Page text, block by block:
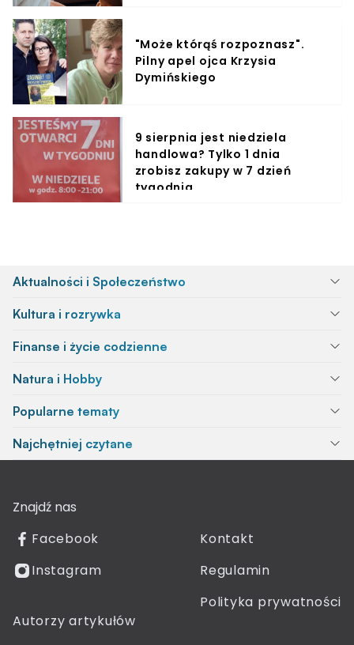
"Może którąś rozpoznasz".
Pilny apel ojca Krzysia
Dymińskiego
9 sierpnia jest niedziela
handlowa? Tylko 1 dnia
zrobisz zakupy w 7 dzień
tygodnia
Aktualności i Społeczeństwo
Kultura i rozrywka
Finanse i życie codzienne
Natura i Hobby
Popularne tematy
Najchętniej czytane
Znajdź nas
Facebook
Instagram
Kontakt
Regulamin
Polityka prywatności
Autorzy artykułów